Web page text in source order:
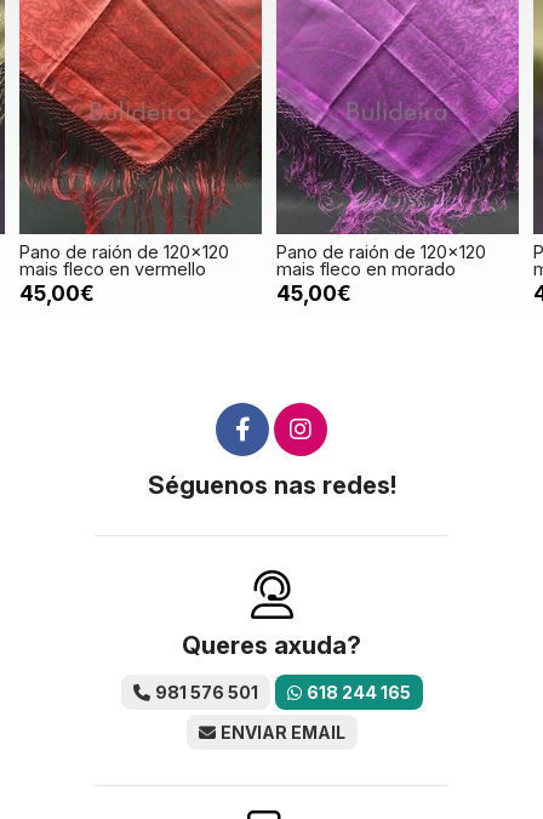
Pano de raión de 120x120
mais fleco en vermello
45,00€
Pano de raión de 120x120
mais fleco en morado
45,00€
Séguenos nas redes!
Queres axuda?
981 576 501
618 244 165
ENVIAR EMAIL